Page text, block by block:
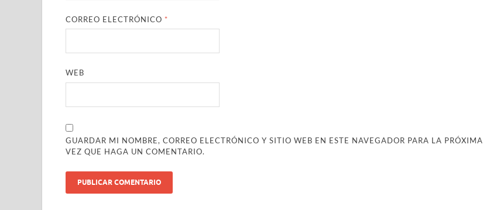
CORREO ELECTRÓNICO *
WEB
GUARDAR MI NOMBRE, CORREO ELECTRÓNICO Y SITIO WEB EN ESTE NAVEGADOR PARA LA PRÓXIMA
VEZ QUE HAGA UN COMENTARIO.